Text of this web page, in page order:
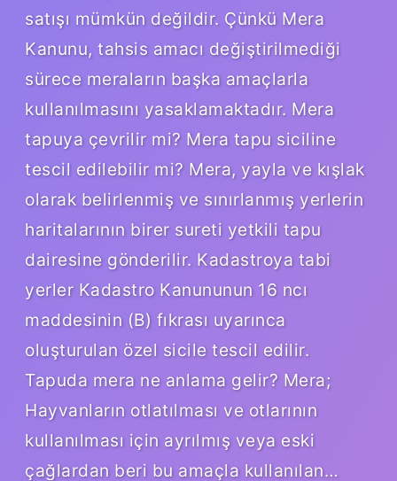
satışı mümkün değildir. Çünkü Mera
Kanunu, tahsis amacı değiştirilmediği
sürece meraların başka amaçlarla
kullanılmasını yasaklamaktadır. Mera
tapuya çevrilir mi? Mera tapu siciline
tescil edilebilir mi? Mera, yayla ve kışlak
olarak belirlenmiş ve sınırlanmış yerlerin
haritalarının birer sureti yetkili tapu
dairesine gönderilir. Kadastroya tabi
yerler Kadastro Kanununun 16 ncı
maddesinin (B) fıkrası uyarınca
oluşturulan özel sicile tescil edilir.
Tapuda mera ne anlama gelir? Mera;
Hayvanların otlatılması ve otlarının
kullanılması için ayrılmış veya eski
çağlardan beri bu amaçla kullanılan…